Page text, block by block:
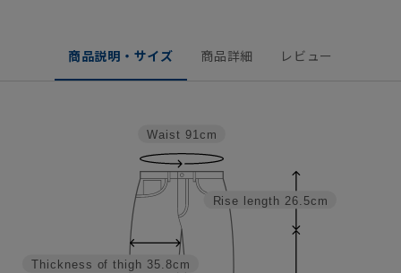
商品説明・サイズ 商品詳細 レビュー
Rise length 26.5cm
Thickness of thigh 35.8cm
Waist 91cm